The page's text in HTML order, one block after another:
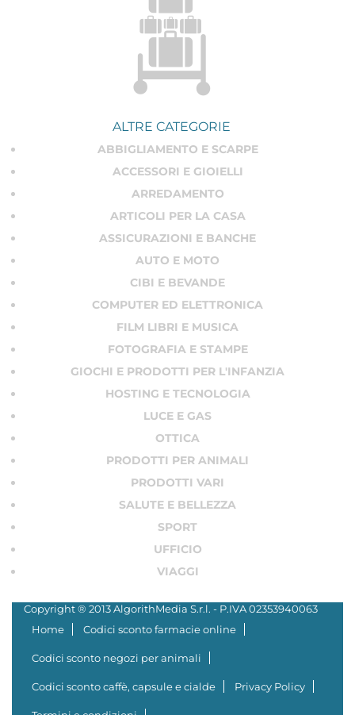
sia possibile solo risparmiare su
soggiorni in hotel economici
che propongono periodicamente
per risparmiare anche il 20% sul tuo
quali puoi applicare icodici scontoscegliendo dalla
lista qui sotto.
ALTRE CATEGORIE
ABBIGLIAMENTO E SCARPE
ACCESSORI E GIOIELLI
ARREDAMENTO
ARTICOLI PER LA CASA
ASSICURAZIONI E BANCHE
AUTO E MOTO
CIBI E BEVANDE
COMPUTER ED ELETTRONICA
FILM LIBRI E MUSICA
FOTOGRAFIA E STAMPE
GIOCHI E PRODOTTI PER L'INFANZIA
HOSTING E TECNOLOGIA
LUCE E GAS
OTTICA
PRODOTTI PER ANIMALI
PRODOTTI VARI
SALUTE E BELLEZZA
SPORT
UFFICIO
VIAGGI
Copyright ® 2013 AlgorithMedia S.r.l. - P.IVA 02353940063
Home
Codici sconto farmacie online
Codici sconto negozi per animali
Codici sconto caffè, capsule e cialde Privacy Policy